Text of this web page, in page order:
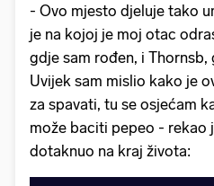
- Ovo mjesto djeluje tako
je na kojoj je moj otac
gdje sam rođen, i
Uvijek sam mislio kako je
za spavati, tu se osjećam
može baciti pepeo - rekao
dotaknuo na kraj života: